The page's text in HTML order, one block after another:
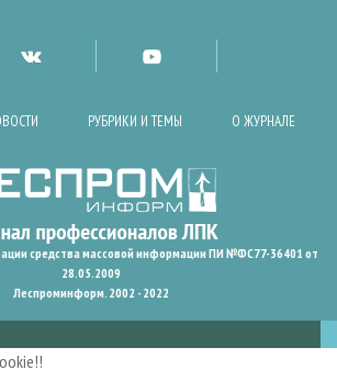
РУБРИКИ И ТЕМЫ О ЖУРНАЛЕ
средства массовой информации ПИ №ФС77-36401 от
28.05.2009
Леспроминформ. 2002 - 2022